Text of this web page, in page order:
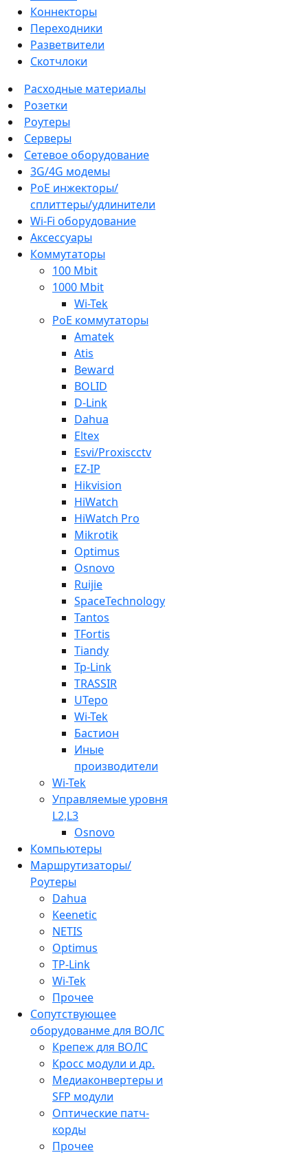
Коннекторы
Переходники
Разветвители
Скотчлоки
Расходные материалы
Розетки
Роутеры
Серверы
Сетевое оборудование
3G/4G модемы
PoE инжекторы/
сплиттеры/удлинители
Wi-Fi оборудование
Аксессуары
Коммутаторы
100 Mbit
1000 Mbit
Wi-Tek
PoE коммутаторы
Amatek
Atis
Beward
BOLID
D-Link
Dahua
Eltex
Esvi/Proxiscctv
EZ-IP
Hikvision
HiWatch
HiWatch Pro
Mikrotik
Optimus
Osnovo
Ruijie
SpaceTechnology
Tantos
TFortis
Tiandy
Tp-Link
TRASSIR
UTepo
Wi-Tek
Бастион
Иные
производители
Wi-Tek
Управляемые уровня
L2,L3
Osnovo
Компьютеры
Маршрутизаторы/
Роутеры
Dahua
Keenetic
NETIS
Optimus
TP-Link
Wi-Tek
Прочее
Сопутствующее
оборудованме для ВОЛС
Крепеж для ВОЛС
Кросс модули и др.
Медиаконвертеры и
SFP модули
Оптические патч-
корды
Прочее